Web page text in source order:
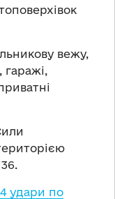
вежу,
гаражі,
удари по